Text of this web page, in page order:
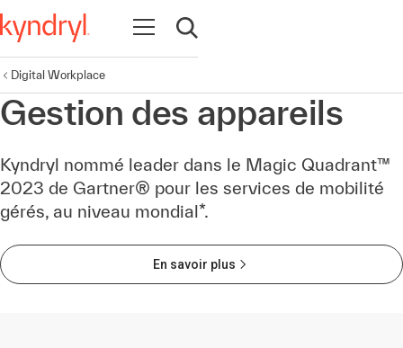
Ouvrir la navigation
Ouvrir la recherche
Digital Workplace
Gestion des appareils
Kyndryl nommé leader dans le Magic Quadrant™
2023 de Gartner® pour les services de mobilité
gérés, au niveau mondial*.
En savoir plus